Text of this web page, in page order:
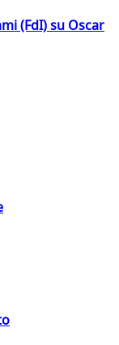
(FdI) su Oscar